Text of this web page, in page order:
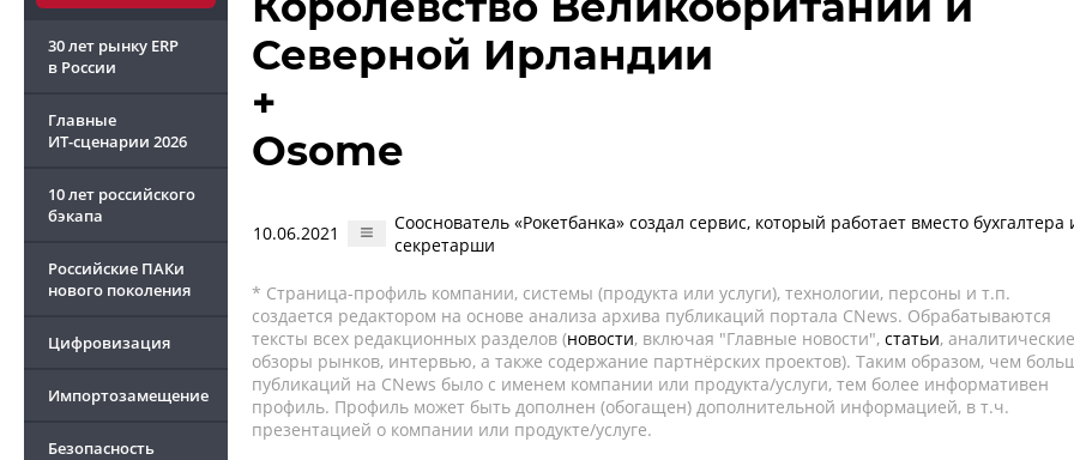
30 лет рынку ERP
в России
Главные
ИТ-сценарии 2026
10 лет российского
бэкапа
Российские ПАКи
нового поколения
Цифровизация
Импортозамещение
Безопасность
Северной Ирландии
+
Osome
10.06.2021
Сооснователь «Рокетбанка» создал сервис, который работает вместо бухгалтера
секретарши
* Страница-профиль компании, системы (продукта или услуги), технологии, персоны и т.п.
создается редактором на основе анализа архива публикаций портала CNews. Обрабатываются
тексты всех редакционных разделов (новости, включая "Главные новости", статьи, аналитические
обзоры рынков, интервью, а также содержание партнёрских проектов). Таким образом, чем
публикаций на CNews было с именем компании или продукта/услуги, тем более информативен
профиль. Профиль может быть дополнен (обогащен) дополнительной информацией, в т.ч.
презентацией о компании или продукте/услуге.